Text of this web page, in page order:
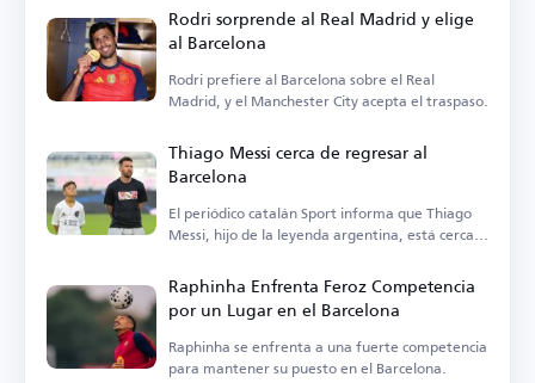
Rodri sorprende al Real Madrid y elige
al Barcelona
Rodri prefiere al Barcelona sobre el Real
Madrid, y el Manchester City acepta el traspaso.
Thiago Messi cerca de regresar al
Barcelona
El periódico catalán Sport informa que Thiago
Messi, hijo de la leyenda argentina, está cerca
Raphinha Enfrenta Feroz Competencia
por un Lugar en el Barcelona
Raphinha se enfrenta a una fuerte competencia
para mantener su puesto en el Barcelona.